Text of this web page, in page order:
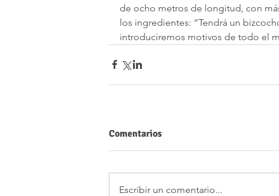
de ocho metros de longitud, con
los ingredientes: “Tendrá un
introduciremos motivos de todo el
Comentarios
Escribir un comentario...